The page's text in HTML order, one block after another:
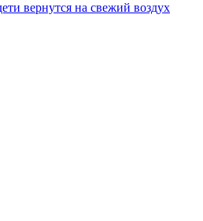
вернутся на свежий воздух